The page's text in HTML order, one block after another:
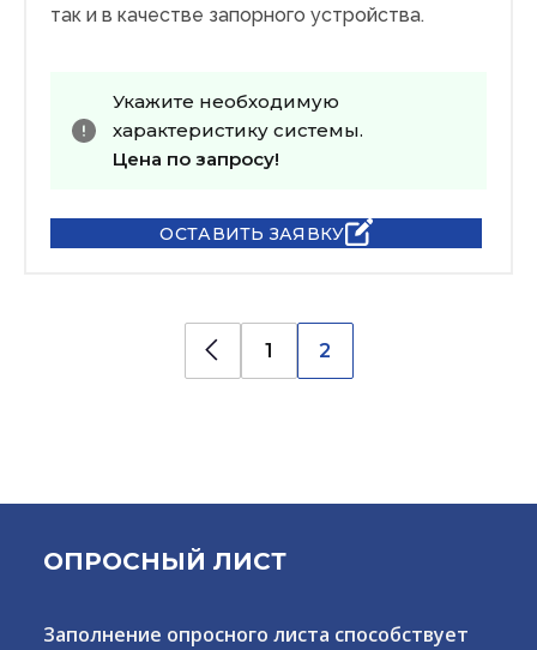
так и в качестве запорного устройства.
Укажите необходимую
характеристику системы.
Цена по запросу!
ОСТАВИТЬ ЗАЯВКУ
1 2
ОПРОСНЫЙ ЛИСТ
Заполнение опросного листа способствует